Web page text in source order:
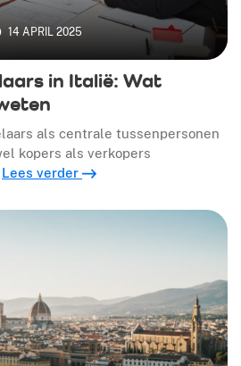
14 APRIL 2025
in Italië: Wat
als centrale tussenpersonen
kopers als verkopers
Lees verder